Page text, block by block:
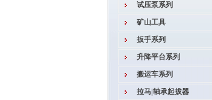
试压泵系列
矿山工具
扳手系列
升降平台系列
搬运车系列
拉马|轴承起拔器